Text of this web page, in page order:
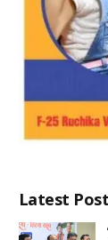
Latest